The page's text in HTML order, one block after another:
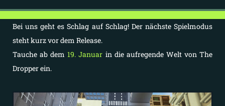
Bei uns geht es Schlag auf Schlag! Der nächste Spielmodus
steht kurz vor dem Release.
Tauche ab dem19. Januar in die aufregende Welt von The
Dropper ein.